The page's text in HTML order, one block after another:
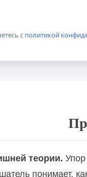
языка в
и ИКТ в
с политикой
теории.
понимает,